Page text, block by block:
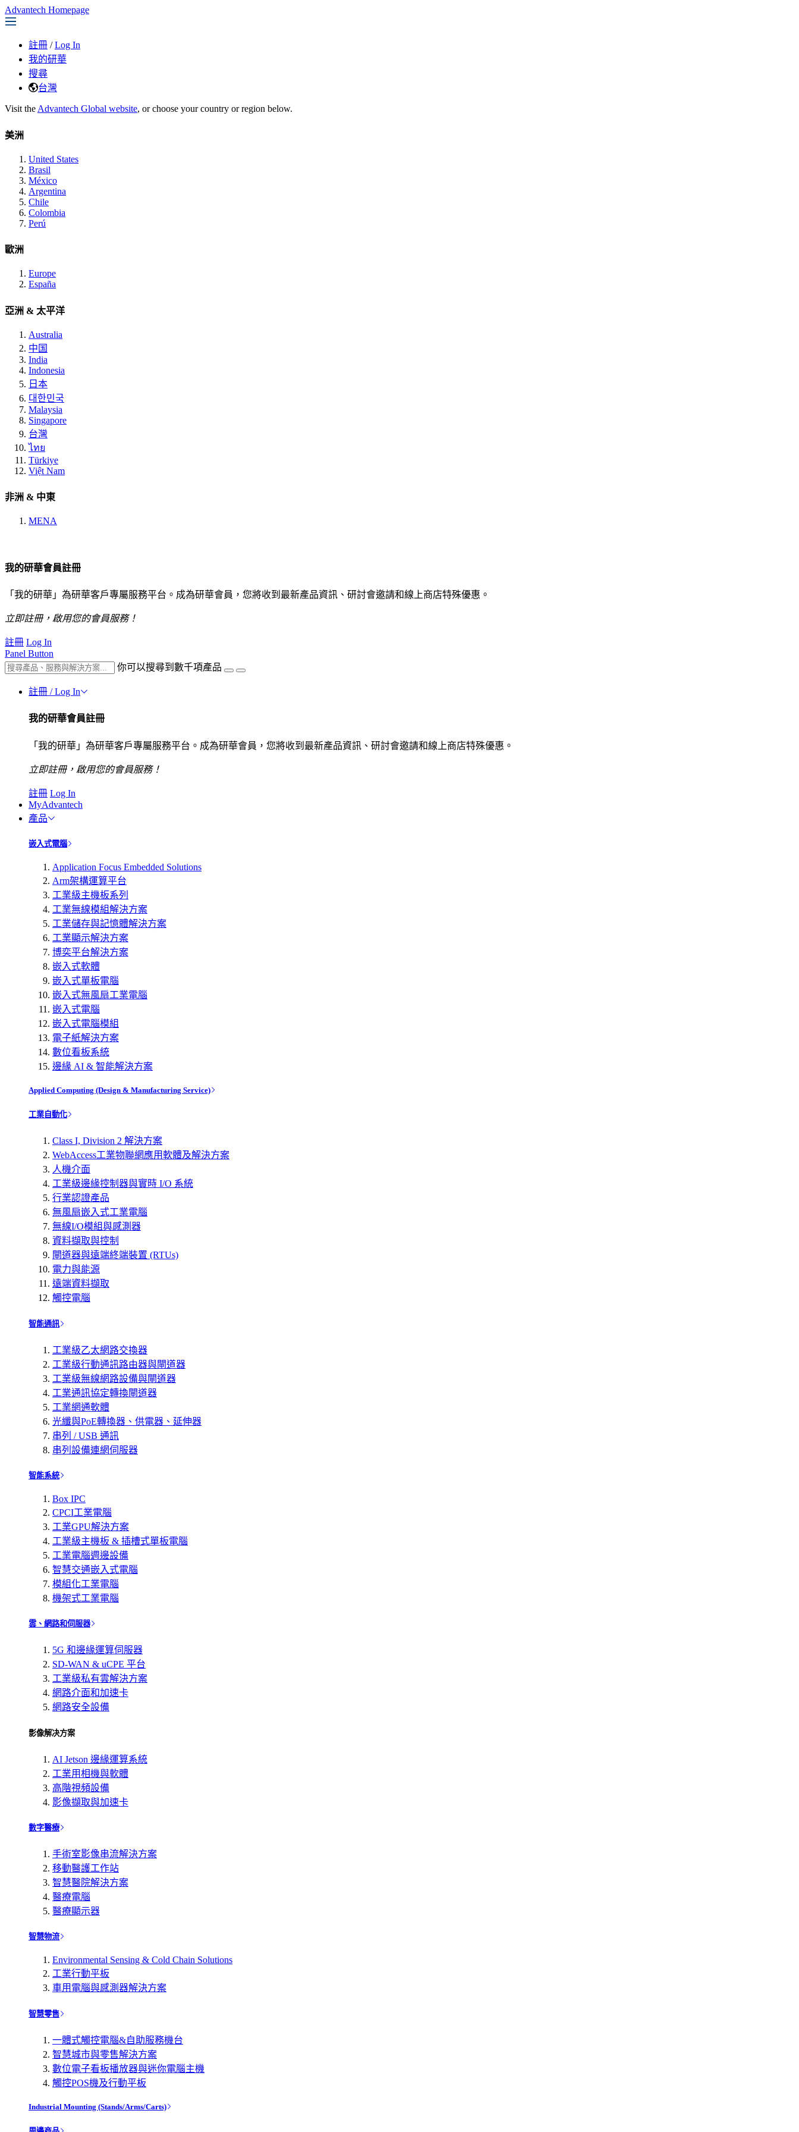
Advantech Homepage
註冊 / Log In
我的研華
搜尋
台灣
Visit the Advantech Global website, or choose your country or region below.
美洲
United States
Brasil
México
Argentina
Chile
Colombia
Perú
歐洲
Europe
España
亞洲 & 太平洋
Australia
中国
India
Indonesia
日本
대한민국
Malaysia
Singapore
台灣
ไทย
Türkiye
Việt Nam
非洲 & 中東
MENA
我的研華會員註冊
「我的研華」為研華客戶專屬服務平台。成為研華會員，您將收到最新產品資訊、研討會邀請和線上商店特殊優惠。
立即註冊，啟用您的會員服務！
註冊 Log In
Panel Button
你可以搜尋到數千項產品
註冊 / Log In
我的研華會員註冊
「我的研華」為研華客戶專屬服務平台。成為研華會員，您將收到最新產品資訊、研討會邀請和線上商店特殊優惠。
立即註冊，啟用您的會員服務！
註冊 Log In
MyAdvantech
產品
嵌入式電腦
Application Focus Embedded Solutions
Arm架構運算平台
工業級主機板系列
工業無線模組解決方案
工業儲存與記憶體解決方案
工業顯示解決方案
博奕平台解決方案
嵌入式軟體
嵌入式單板電腦
嵌入式無風扇工業電腦
嵌入式電腦
嵌入式電腦模組
電子紙解決方案
數位看板系統
邊緣 AI & 智能解決方案
Applied Computing (Design & Manufacturing Service)
工業自動化
Class I, Division 2 解決方案
WebAccess工業物聯網應用軟體及解決方案
人機介面
工業級邊緣控制器與實時 I/O 系統
行業認證產品
無風扇嵌入式工業電腦
無線I/O模組與感測器
資料擷取與控制
閘道器與遠端終端裝置 (RTUs)
電力與能源
遠端資料擷取
觸控電腦
智能通訊
工業級乙太網路交換器
工業級行動通訊路由器與閘道器
工業級無線網路設備與閘道器
工業通訊協定轉換閘道器
工業網通軟體
光纖與PoE轉換器、供電器、延伸器
串列 / USB 通訊
串列設備連網伺服器
智能系統
Box IPC
CPCI工業電腦
工業GPU解決方案
工業級主機板 & 插槽式單板電腦
工業電腦週邊設備
智慧交通嵌入式電腦
模組化工業電腦
機架式工業電腦
雲、網路和伺服器
5G 和邊緣運算伺服器
SD-WAN & uCPE 平台
工業級私有雲解決方案
網路介面和加速卡
網路安全設備
影像解决方案
AI Jetson 邊緣運算系統
工業用相機與軟體
高階視頻設備
影像擷取與加速卡
數字醫療
手術室影像串流解決方案
移動醫護工作站
智慧醫院解決方案
醫療電腦
醫療顯示器
智慧物流
Environmental Sensing & Cold Chain Solutions
工業行動平板
車用電腦與感測器解決方案
智慧零售
一體式觸控電腦&自助服務機台
智慧城市與零售解決方案
數位電子看板播放器與迷你電腦主機
觸控POS機及行動平板
Industrial Mounting (Stands/Arms/Carts)